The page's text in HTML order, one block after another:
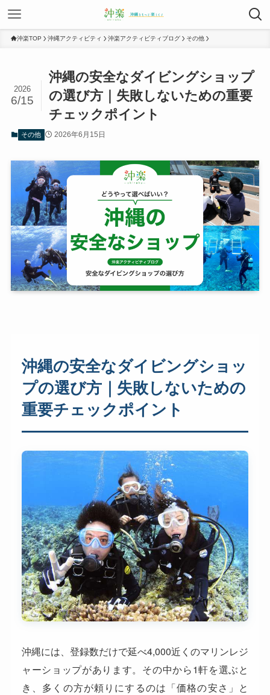
沖楽TOP 沖縄アクティビティ 沖楽アクティビティブログ その他
沖縄の安全なダイビングショップ
の選び方｜失敗しないための重要
チェックポイント
2026
6/15
その他 2026年6月15日
沖縄の安全なダイビングショッ
プの選び方｜失敗しないための
重要チェックポイント
沖縄には、登録数だけで延べ4,000近くのマリンレジ
ャーショップがあります。その中から1軒を選ぶと
き、多くの方が頼りにするのは「価格の安さ」と